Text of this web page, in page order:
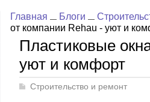
Главная Блоги
от компании Rehau - уют и
Пластиковые
уют и комфорт
Строительство и ремонт